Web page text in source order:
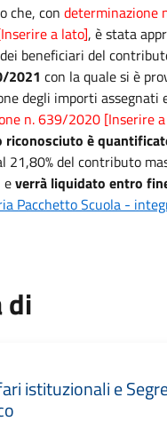
che, con determinazione
a lato], è stata
beneficiari del
2021 con la quale si è
degli importi assegnati
n. 639/2020 [Inserire
è
21,80% del contributo
everrà liquidato entro
Pacchetto Scuola -
di
istituzionali e